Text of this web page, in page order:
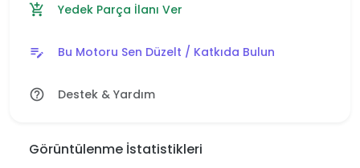
add_shopping_cart Yedek Parça İlanı Ver
edit_note Bu Motoru Sen Düzelt / Katkıda Bulun
help_outline Destek & Yardım
Görüntülenme İstatistikleri